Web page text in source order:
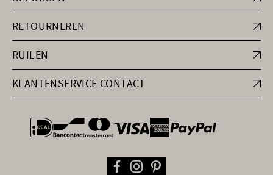
RETOURNEREN
RUILEN
KLANTENSERVICE CONTACT
general.paymentOptions